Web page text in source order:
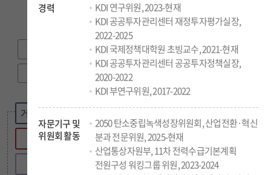
연구부원장
거시 · 금융정책연구부
금융정책연구실
경영부원장
경영지원실
경제교육·정보센터
공공투자관리센터
국제개발협력센터
글로벌지식협력단지운영단
경력
KDI 연구위원, 2023-현재
KDI 공공투자관리센터 재정투자평가실장,
2022-2025
KDI 국제정책대학원 초빙교수, 2021-현재
KDI 공공투자관리센터 공공투자정책실장,
2020-2022
KDI 부연구위원, 2017-2022
자문기구 및
위원회 활동
2050 탄소중립녹색성장위원회, 산업전환·혁신
분과 전문위원, 2025-현재
산업통상자원부, 11차 전력수급기본계획
전원구성 워킹그룹 위원, 2023-2024